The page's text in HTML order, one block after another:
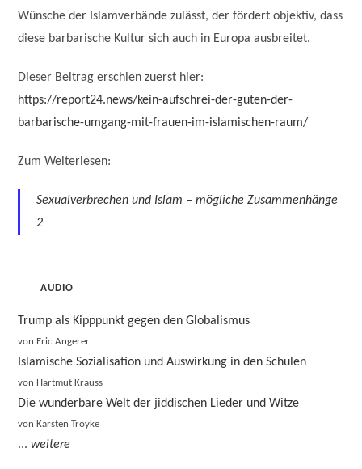
Wünsche der Islamverbände zulässt, der fördert objektiv, dass
diese barbarische Kultur sich auch in Europa ausbreitet.
Dieser Beitrag erschien zuerst hier:
https://report24.news/kein-aufschrei-der-guten-der-
barbarische-umgang-mit-frauen-im-islamischen-raum/
Zum Weiterlesen:
Sexualverbrechen und Islam – mögliche Zusammenhänge
2
AUDIO
Trump als Kipppunkt gegen den Globalismus
von Eric Angerer
Islamische Sozialisation und Auswirkung in den Schulen
von Hartmut Krauss
Die wunderbare Welt der jiddischen Lieder und Witze
von Karsten Troyke
...weitere